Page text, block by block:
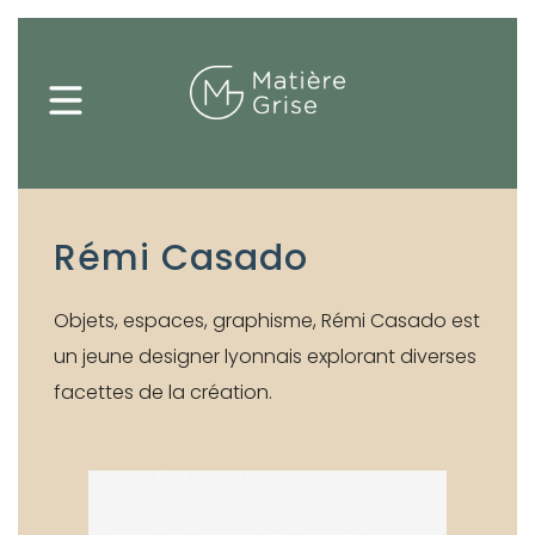
Votre panier est vide.
Créer un
compte
Depuis
Presse
Rémi Casado
Objets, espaces, graphisme, Rémi Casado est
un jeune designer lyonnais explorant diverses
facettes de la création.